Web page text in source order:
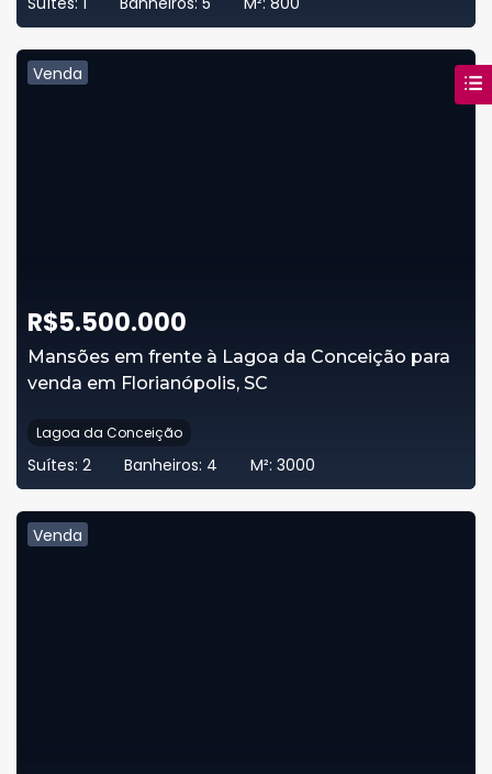
Venda
R$5.500.000
Mansões em frente à Lagoa da Conceição para
venda em Florianópolis, SC
Lagoa da Conceição
Suítes: 2 Banheiros: 4 M²: 3000
Venda